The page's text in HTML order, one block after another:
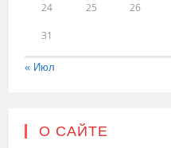
24 25 26
31
« Июл
О САЙТЕ